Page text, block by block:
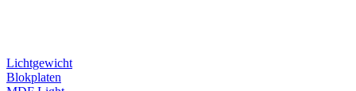
Lichtgewicht
Blokplaten